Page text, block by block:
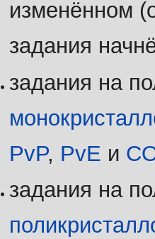
изменённом
задания
задания на
PvP, PvE и
задания на